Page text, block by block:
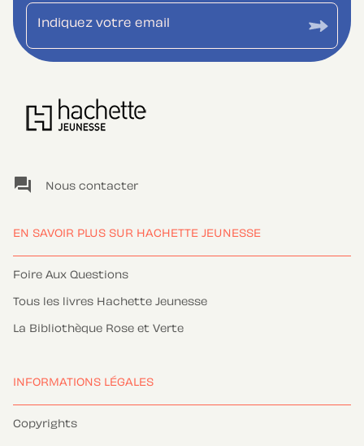
Indiquez votre email
question_answer Nous contacter
EN SAVOIR PLUS SUR HACHETTE JEUNESSE
Foire Aux Questions
Tous les livres Hachette Jeunesse
La Bibliothèque Rose et Verte
INFORMATIONS LÉGALES
Copyrights